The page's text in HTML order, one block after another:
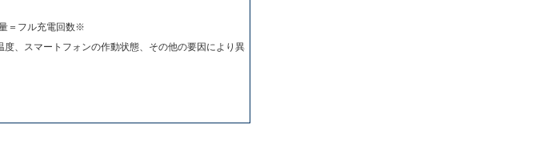
＝フル充電回数※
、スマートフォンの作動状態、その他の要因により異